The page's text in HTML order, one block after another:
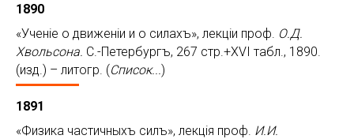
1890
«Ученiе о движенiи и о силахъ», лекцiи проф. О.Д.
Хвольсона. С.-Петербургъ, 267 стр.+XVI табл., 1890.
(изд.) – литогр. (Список...)
1891
«Физика частичныхъ силъ», лекцiя проф. И.И.